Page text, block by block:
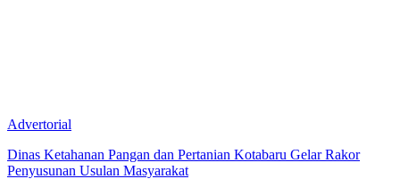
Advertorial
Dinas Ketahanan Pangan dan Pertanian Kotabaru Gelar Rakor
Penyusunan Usulan Masyarakat